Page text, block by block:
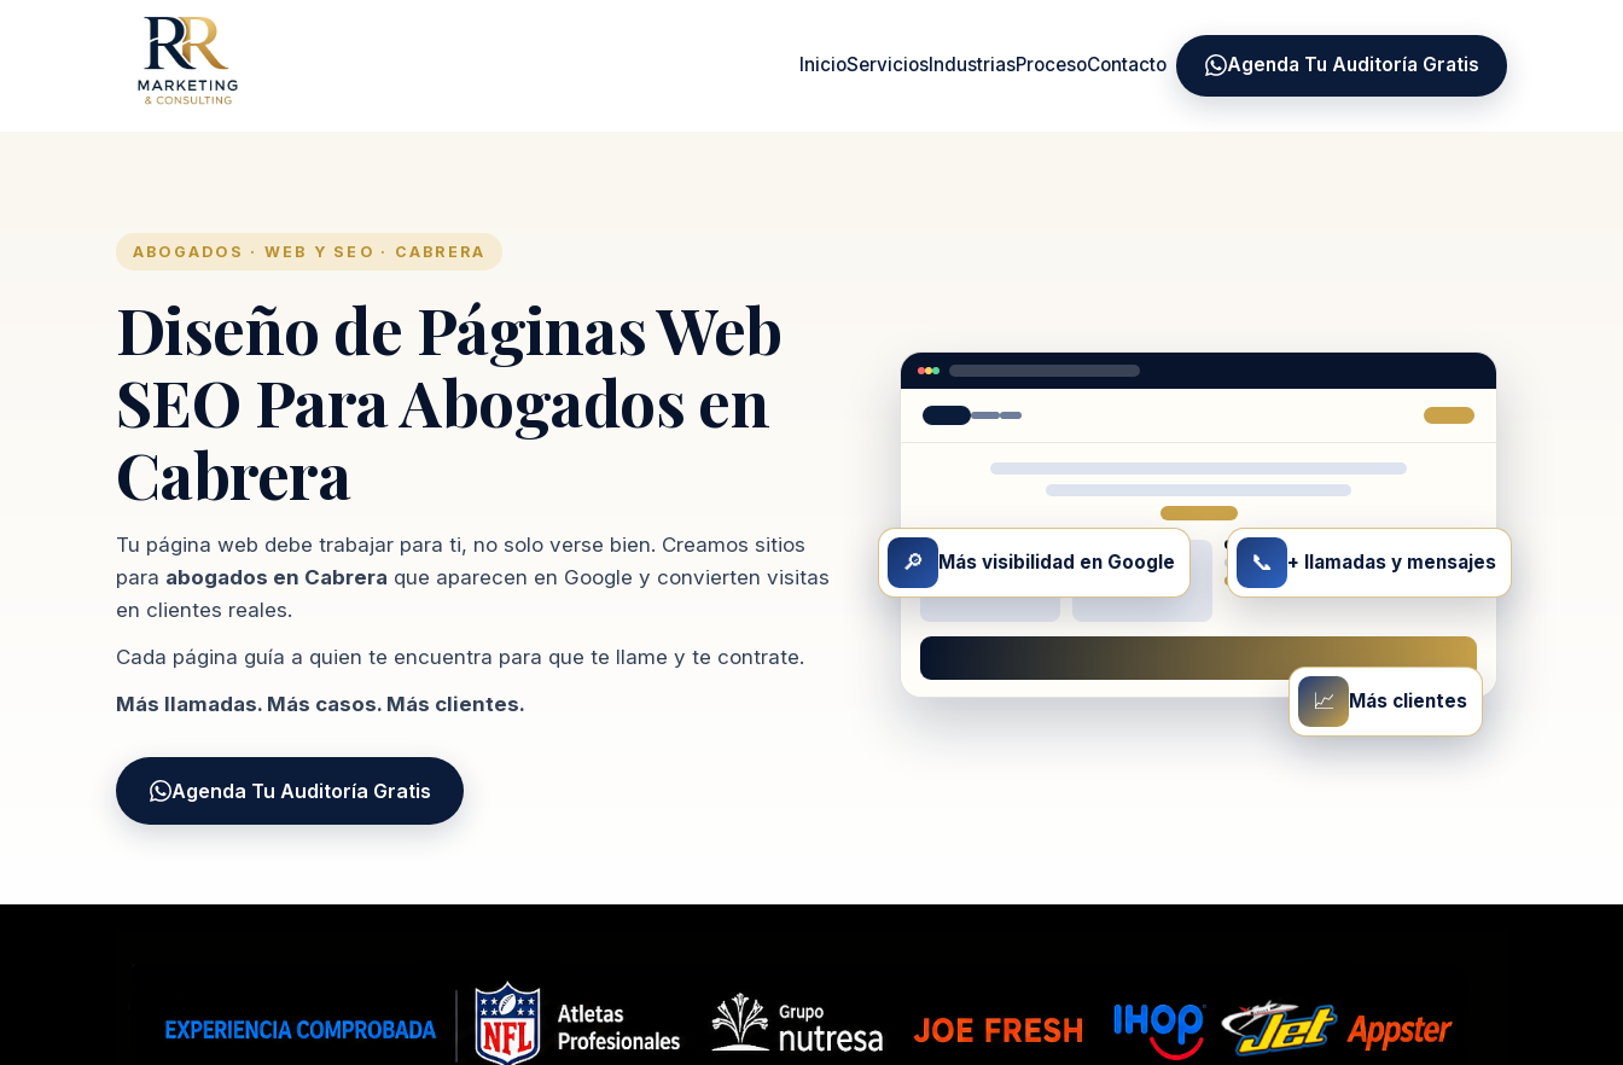
InicioServiciosIndustriasProcesoContacto Agenda Tu Auditoría Gratis
ABOGADOS · WEB Y SEO · CABRERA
Diseño de Páginas Web
SEO Para Abogados en
Cabrera
Tu página web debe trabajar para ti, no solo verse bien. Creamos sitios
para abogados en Cabrera que aparecen en Google y convierten visitas
en clientes reales.
Cada página guía a quien te encuentra para que te llame y te contrate.
Más llamadas. Más casos. Más clientes.
Agenda Tu Auditoría Gratis
🔎 Más visibilidad en Google 📞 + llamadas y mensajes
📈 Más clientes